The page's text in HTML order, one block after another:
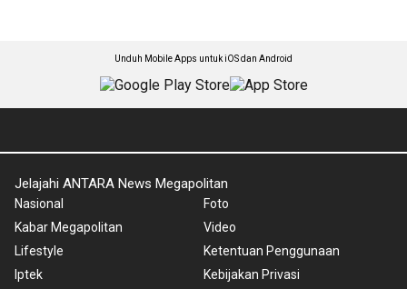
Unduh Mobile Apps untuk iOS dan Android
Jelajahi ANTARA News Megapolitan
Nasional
Kabar Megapolitan
Lifestyle
Iptek
Foto
Video
Ketentuan Penggunaan
Kebijakan Privasi